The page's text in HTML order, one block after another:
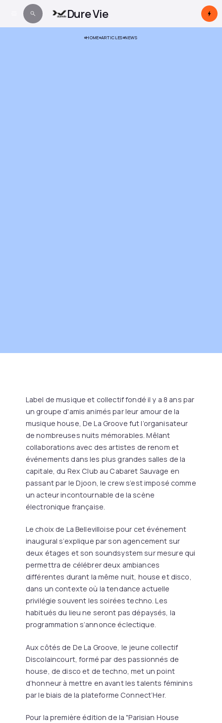
Dure Vie
HOME ARTICLES NEWS
Label de musique et collectif fondé il y a 8 ans par
un groupe d'amis animés par leur amour de la
musique house, De La Groove fut l’organisateur
de nombreuses nuits mémorables. Mêlant
collaborations avec des artistes de renom et
événements dans les plus grandes salles de la
capitale, du Rex Club au Cabaret Sauvage en
passant par le Djoon, le crew s’est imposé comme
un acteur incontournable de la scène
électronique française.
Le choix de La Bellevilloise pour cet événement
inaugural s’explique par son agencement sur
deux étages et son soundsystem sur mesure qui
permettra de célébrer deux ambiances
différentes durant la même nuit, house et disco,
dans un contexte où la tendance actuelle
privilégie souvent les soirées techno. Les
habitués du lieu ne seront pas dépaysés, la
programmation s’annonce éclectique.
Aux côtés de De La Groove, le jeune collectif
Discolaincourt, formé par des passionnés de
house, de disco et de techno, met un point
d’honneur à mettre en avant les talents féminins
par le biais de la plateforme Connect’Her.
Pour la première édition de la "Parisian House